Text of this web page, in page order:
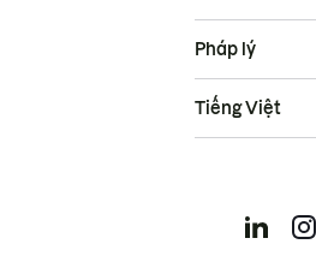
Pháp lý
Tiếng Việt